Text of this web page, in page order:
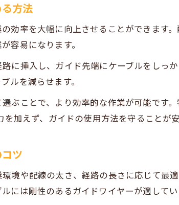
方法
効率を大幅に向上させることができます
容易になります。
に挿入し、ガイド先端にケーブルをしっ
ルを減らせます。
ぶことで、より効率的な作業が可能です
加えず、ガイドの使用方法を守ることが
ツ
境や配線の太さ、経路の長さに応じて最
には剛性のあるガイドワイヤーが適してい